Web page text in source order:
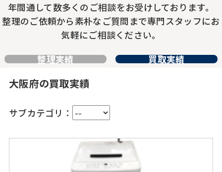
年間通して数多くのご相談をお受けしております。
整理のご依頼から素朴なご質問まで専門スタッフにお
気軽にご相談ください。
整理実績
買取実績
大阪府の買取実績
サブカテゴリ：